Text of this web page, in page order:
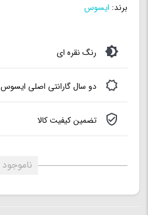
برند: ایسوس
رنگ نقره ای
دو سال گارانتی اصلی ایسوس
تضمین کیفیت کالا
ناموجود